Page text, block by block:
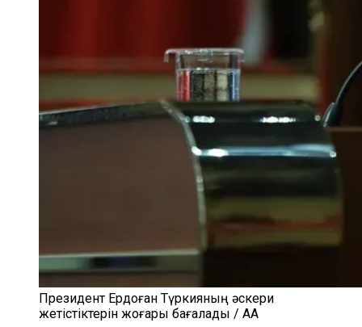
Президент Ердоған Түркияның әскери
жетістіктерін жоғары бағалады / AA